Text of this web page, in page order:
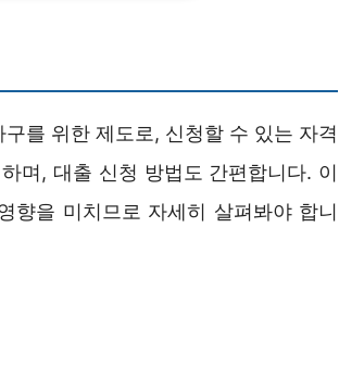
를 위한 제도로, 신청할 수 있는 자격
며, 대출 신청 방법도 간편합니다. 이
향을 미치므로 자세히 살펴봐야 합니